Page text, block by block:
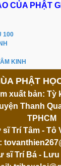
CỦA PHẬT
100
KINH
PHẬT
xuất bản: Tỳ
Thanh
TPHCM
sĩ Trí Tâm - Tô
sĩ Trí Bá -